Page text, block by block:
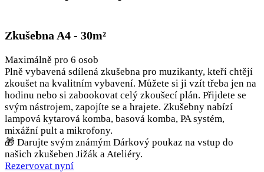
Zkušebna A4 - 30m²
Maximálně pro 6 osob
Plně vybavená sdílená zkušebna pro muzikanty, kteří chtějí
zkoušet na kvalitním vybavení. Můžete si ji vzít třeba jen na
hodinu nebo si zabookovat celý zkoušecí plán. Přijdete se
svým nástrojem, zapojíte se a hrajete. Zkušebny nabízí
lampová kytarová komba, basová komba, PA systém,
mixážní pult a mikrofony.
🎁 Darujte svým známým Dárkový poukaz na vstup do
našich zkušeben Jižák a Ateliéry.
Rezervovat nyní